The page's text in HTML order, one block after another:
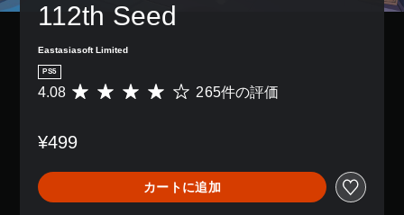
112th Seed
Eastasiasoft Limited
PS5
評
は
6
5
、
4.08 265件の評価
¥499
カートに追加